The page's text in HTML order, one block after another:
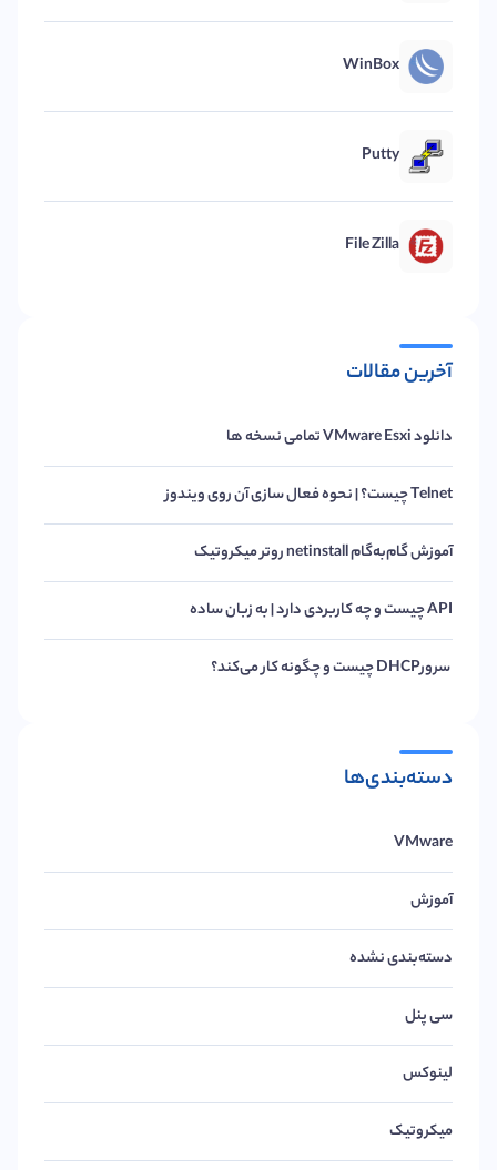
WinBox
Putty
File Zilla
آخرین مقالات
دانلود VMware Esxi تمامی نسخه ها
Telnet چیست؟ | نحوه فعال سازی آن روی ویندوز
آموزش گام‌به‌گام netinstall روتر میکروتیک
API چیست و چه کاربردی دارد | به زبان ساده
سرورDHCP چیست و چگونه کار می‌کند؟
دسته‌بندی‌ها
VMware
آموزش
دسته‌بندی نشده
سی پنل
لینوکس
میکروتیک